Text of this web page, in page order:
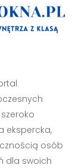
ekspercka,
osób
dla swoich